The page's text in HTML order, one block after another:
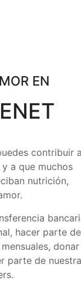
EN
contribuir a
a que muchos
nutrición,
hacer parte de
donar
parte de nuestra